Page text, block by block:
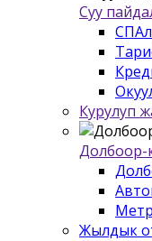
Суу
Курулуп
Долбоор-
Жылдык